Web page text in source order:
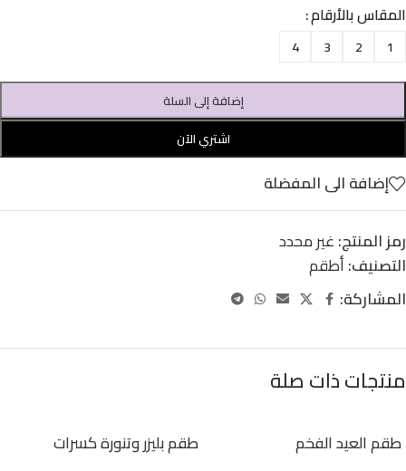
المقاس بالأرقام
1
2
3
4
إضافة إلى السلة
اشتري الآن
إضافة الى المفضلة
رمز المنتج:غير محدد
التصنيف:أطقم
المشاركة:
منتجات ذات صلة
طقم العيد الفخم
طقم بليزر وتنورة كسرات